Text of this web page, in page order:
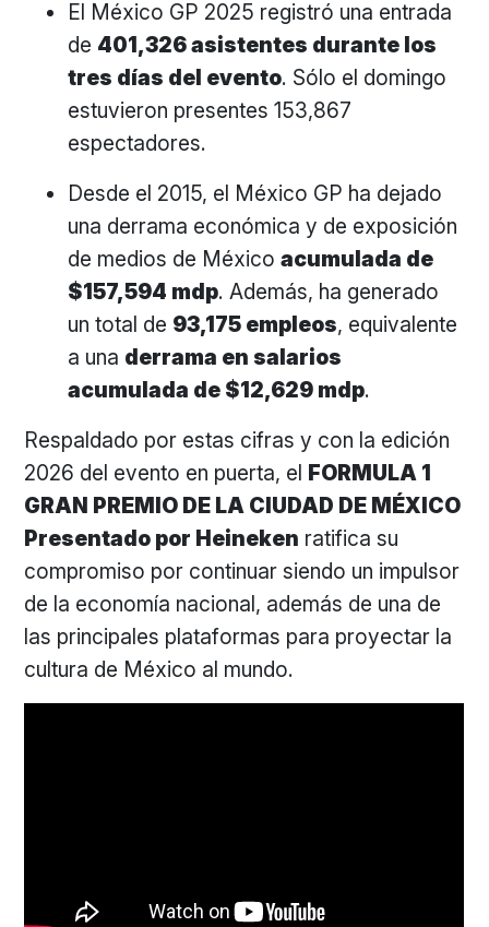
El México GP 2025 registró una entrada
de 401,326 asistentes durante los
tres días del evento. Sólo el domingo
estuvieron presentes 153,867
espectadores.
Desde el 2015, el México GP ha dejado
una derrama económica y de exposición
de medios de Méxicoacumulada de
$157,594 mdp. Además, ha generado
un total de 93,175 empleos, equivalente
a una derrama en salarios
acumulada de $12,629 mdp.
Respaldado por estas cifras y con la edición
2026 del evento en puerta, el FORMULA 1
GRAN PREMIO DE LA CIUDAD DE MÉXICO
Presentado por Heineken ratifica su
compromiso por continuar siendo un impulsor
de la economía nacional, además de una de
las principales plataformas para proyectar la
cultura de México al mundo.